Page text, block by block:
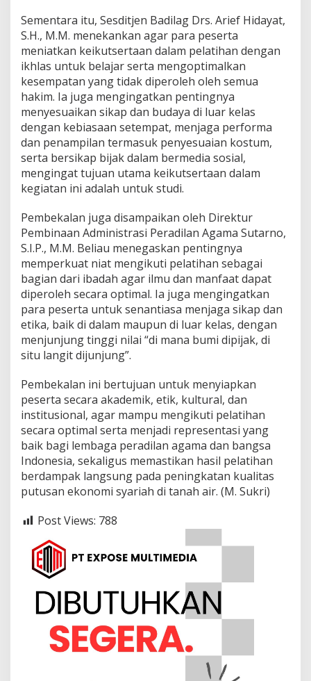
T
a
h
u
n
2
0
2
6
Sementara itu, Sesditjen Badilag Drs. Arief Hidayat,
S.H., M.M. menekankan agar para peserta
meniatkan keikutsertaan dalam pelatihan dengan
ikhlas untuk belajar serta mengoptimalkan
kesempatan yang tidak diperoleh oleh semua
hakim. Ia juga mengingatkan pentingnya
menyesuaikan sikap dan budaya di luar kelas
dengan kebiasaan setempat, menjaga performa
dan penampilan termasuk penyesuaian kostum,
serta bersikap bijak dalam bermedia sosial,
mengingat tujuan utama keikutsertaan dalam
kegiatan ini adalah untuk studi.
Pembekalan juga disampaikan oleh Direktur
Pembinaan Administrasi Peradilan Agama Sutarno,
S.I.P., M.M. Beliau menegaskan pentingnya
memperkuat niat mengikuti pelatihan sebagai
bagian dari ibadah agar ilmu dan manfaat dapat
diperoleh secara optimal. Ia juga mengingatkan
para peserta untuk senantiasa menjaga sikap dan
etika, baik di dalam maupun di luar kelas, dengan
menjunjung tinggi nilai “di mana bumi dipijak, di
situ langit dijunjung”.
Pembekalan ini bertujuan untuk menyiapkan
peserta secara akademik, etik, kultural, dan
institusional, agar mampu mengikuti pelatihan
secara optimal serta menjadi representasi yang
baik bagi lembaga peradilan agama dan bangsa
Indonesia, sekaligus memastikan hasil pelatihan
berdampak langsung pada peningkatan kualitas
putusan ekonomi syariah di tanah air. (M. Sukri)
Post Views: 788